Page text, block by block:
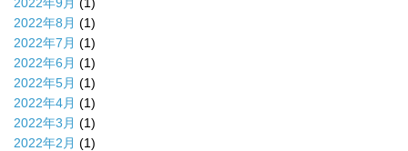
2022年8月 (1)
2022年7月 (1)
2022年6月 (1)
2022年5月 (1)
2022年4月 (1)
2022年3月 (1)
2022年2月 (1)